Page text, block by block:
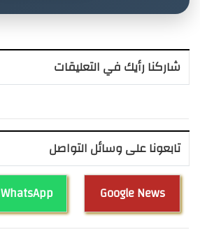
شاركنا رأيك في التعليقات
تابعونا على وسائل التواصل
WhatsApp Google News